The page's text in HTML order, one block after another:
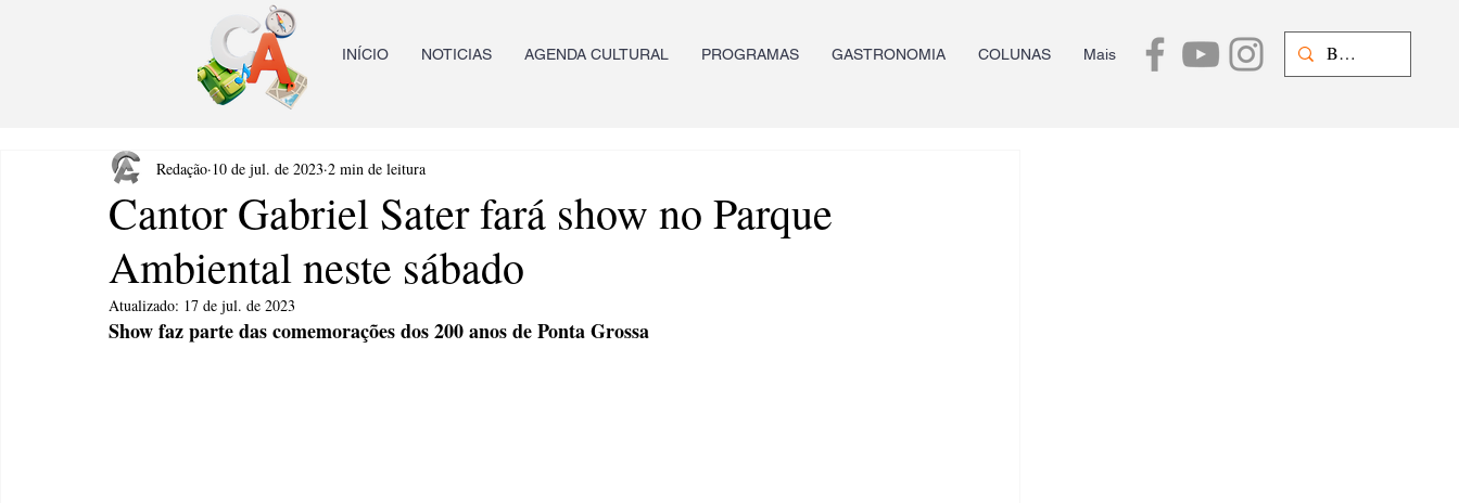
INÍCIO NOTICIAS AGENDA CULTURAL PROGRAMAS GASTRONOMIA COLUNAS Mais
Cantor Gabriel Sater fará show no Parque
Ambiental neste sábado
Redação 10 de jul. de 2023 2 min de leitura
Atualizado: 17 de jul. de 2023
Show faz parte das comemorações dos 200 anos de Ponta Grossa